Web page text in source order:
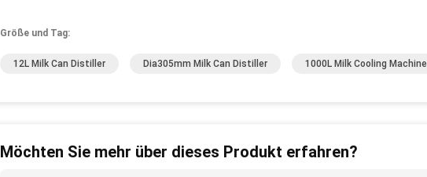
Größe und Tag:
12L Milk Can Distiller Dia305mm Milk Can Distiller 1000L Milk Cooling Machine
Möchten Sie mehr über dieses Produkt erfahren?